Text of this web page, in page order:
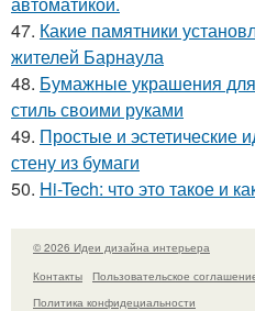
47. Какие памятники
жителей Барнаула
48. Бумажные украшения для
стиль своими руками
49. Простые и эстетические
стену из бумаги
50. Hi-Tech: что это такое и
© 2026 Идеи дизайна интерьера
Контакты
Пользовательское
Политика конфидециальности